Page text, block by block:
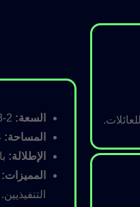
السعة:
المساحة:
الإطلالة:
المميزات:
التنفيذيين.